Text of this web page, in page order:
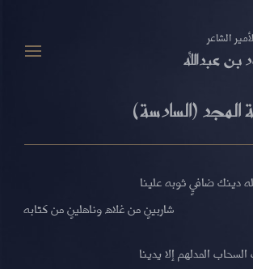
الشاعر
عبدالله
(السادسة)
دينك ضافيٍ ثوبه علينا
شاربينٍ من غلاه وناهلينٍ من كتابه
المدلهم إلا يدينا